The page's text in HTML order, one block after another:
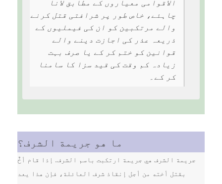
چاہئے، خاص طور پر شرافتی قتل کرنے
والے مرتکبین کو ان کی فیملیوں کے
ذریعہ عذر کی اجازت دینے والے
قوانین کو ختم کر کے یا صرف بہت
زیادہ کم وقت کی قید سزا کا سامنا
کر کے۔
ما هو جريمة الشرف؟
جريمة الشرف هي جريمة ارتكبت باسم الشرف. إذا قام أخٌ
بقتل أخته من أجل إنقاذ شرف العائلة، فإن هذا يعد